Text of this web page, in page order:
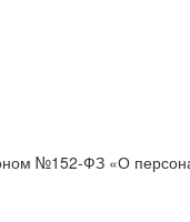
№152-ФЗ «О